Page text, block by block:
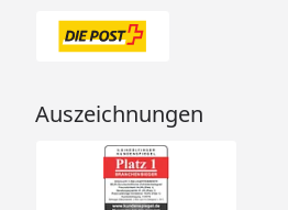
Auszeichnungen